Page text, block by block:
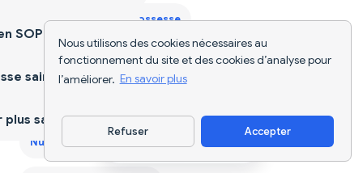
Nous utilisons des cookies nécessaires au
fonctionnement du site et des cookies d’analyse pour
l’améliorer. En savoir plus
Refuser Accepter
Nutriscan pour la Grossesse
Nutriscan pour la Perte de Poids
Nutriscan pour le Gain de Masse Musculaire
Télécharger l'appli
SOPK
saine
sain